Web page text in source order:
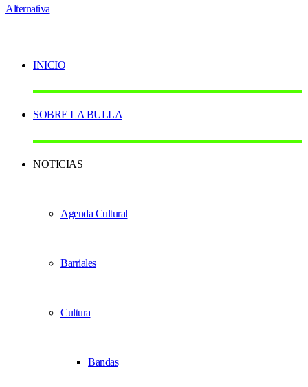
INICIO
SOBRE LA BULLA
NOTICIAS
Agenda Cultural
Barriales
Cultura
Bandas